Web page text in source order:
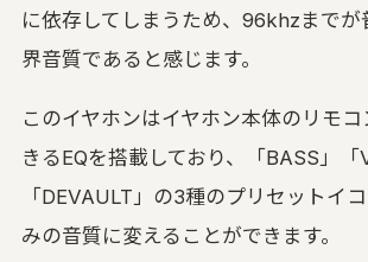
に依存してしまうため、96khzまでが
界音質であると感じます。
このイヤホンはイヤホン本体のリモ
きるEQを搭載しており、「BASS」「
「DEVAULT」の3種のプリセットイ
みの音質に変えることができます。